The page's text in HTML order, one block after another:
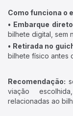
Como funciona o
• Embarque
bilhete digital, sem
• Retirada no
bilhete físico antes
Recomendação:
viação
relacionadas ao